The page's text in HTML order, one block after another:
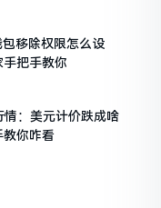
移除权限怎么设
手把手教你
情：美元计价跌成啥
教你咋看